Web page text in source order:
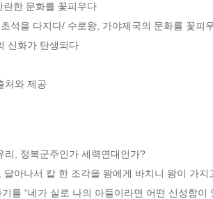
한 문화를 꽃피우다
석을 다지다/ 수로왕, 가야제국의 문화를 꽃
신화가 탄생되다
처와 제공
, 정복군주인가 세력연대인가?
달아나서 칼 한 조각을 왕에게 바치니 왕이 가
를 “네가 실로 나의 아들이라면 어떤 신성함